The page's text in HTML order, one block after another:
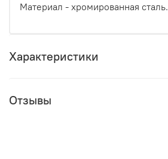
Материал - хромированная сталь.
Характеристики
Отзывы